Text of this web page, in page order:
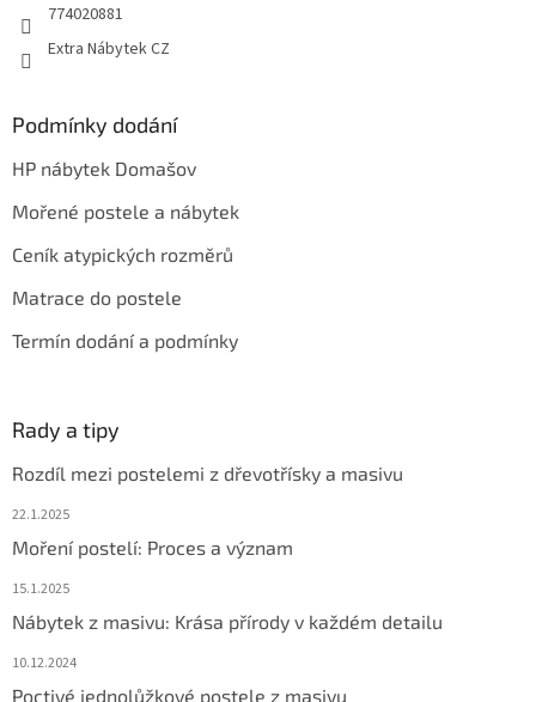
774020881
Extra Nábytek CZ
Podmínky dodání
HP nábytek Domašov
Mořené postele a nábytek
Ceník atypických rozměrů
Matrace do postele
Termín dodání a podmínky
Rady a tipy
Rozdíl mezi postelemi z dřevotřísky a masivu
22.1.2025
Moření postelí: Proces a význam
15.1.2025
Nábytek z masivu: Krása přírody v každém detailu
10.12.2024
Poctivé jednolůžkové postele z masivu